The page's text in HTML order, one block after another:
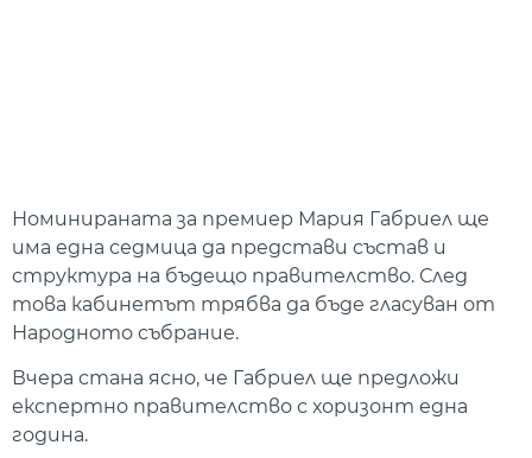
Номинираната за премиер Мария Габриел ще
има една седмица да представи състав и
структура на бъдещо правителство. След
това кабинетът трябва да бъде гласуван от
Народното събрание.
Вчера стана ясно, че Габриел ще предложи
експертно правителство с хоризонт една
година.